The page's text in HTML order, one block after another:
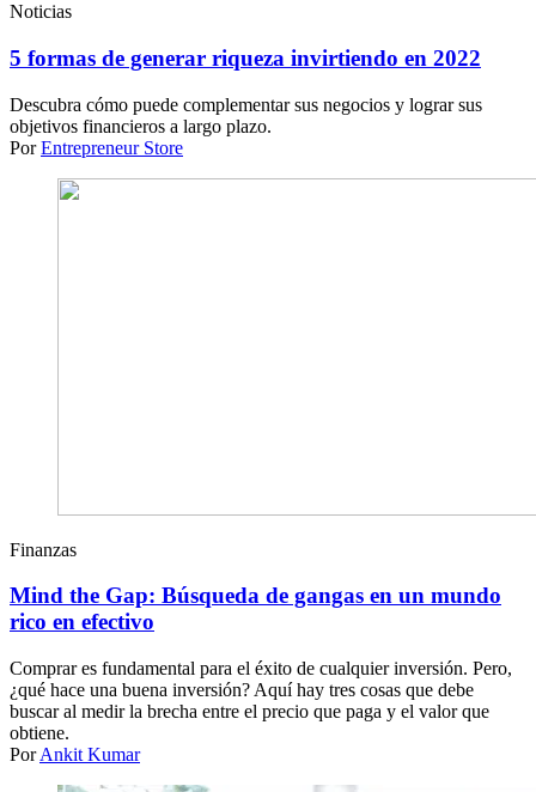
Noticias
5 formas de generar riqueza invirtiendo en 2022
Descubra cómo puede complementar sus negocios y lograr sus
objetivos financieros a largo plazo.
PorEntrepreneur Store
Finanzas
Mind the Gap: Búsqueda de gangas en un mundo
rico en efectivo
Comprar es fundamental para el éxito de cualquier inversión. Pero,
¿qué hace una buena inversión? Aquí hay tres cosas que debe
buscar al medir la brecha entre el precio que paga y el valor que
obtiene.
PorAnkit Kumar